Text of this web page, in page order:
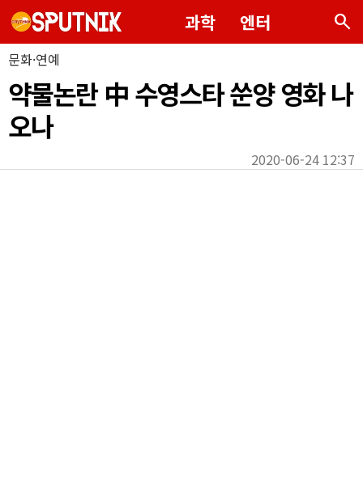
과학 엔터 search
문화·연예
약물논란 中 수영스타 쑨양 영화 나
오나
2020-06-24 12:37